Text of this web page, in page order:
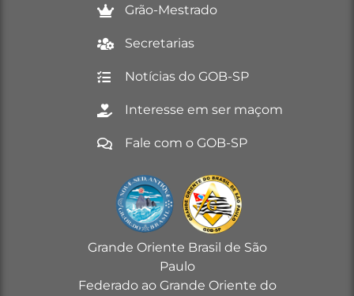
Grão-Mestrado
Secretarias
Notícias do GOB-SP
Interesse em ser maçom
Fale com o GOB-SP
Grande Oriente Brasil de São
Paulo
Federado ao Grande Oriente do